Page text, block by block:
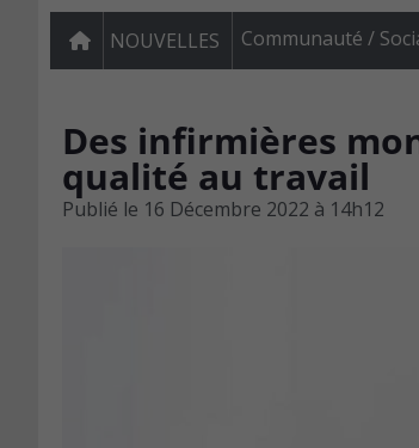
NOUVELLES Communauté /
Des infirmières
qualité au travail
Publié le 16 Décembre 2022 à 14h12